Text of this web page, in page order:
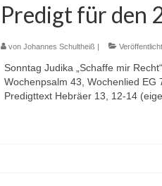
Predigt für den
vonJohannes Schultheiß
Sonntag Judika „Schaffe mir
Wochenpsalm 43, Wochenlied EG
Predigttext Hebräer 13, 12-14